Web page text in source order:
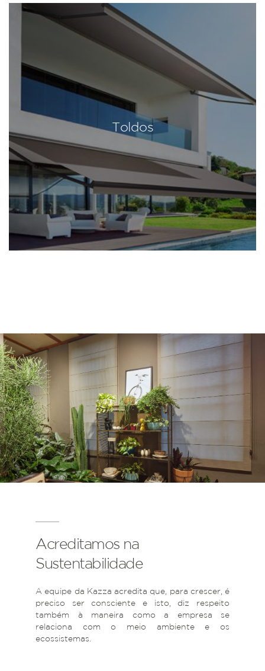
Toldos
Acreditamos na
Sustentabilidade
A equipe da Kazza acredita que, para crescer, é
preciso ser consciente e isto, diz respeito
também à maneira como a empresa se
relaciona com o meio ambiente e os
ecossistemas.